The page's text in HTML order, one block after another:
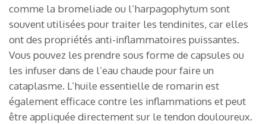
comme la bromeliade ou l’harpagophytum sont
souvent utilisées pour traiter les tendinites, car elles
ont des propriétés anti-inflammatoires puissantes.
Vous pouvez les prendre sous forme de capsules ou
les infuser dans de l’eau chaude pour faire un
cataplasme. L’huile essentielle de romarin est
également efficace contre les inflammations et peut
être appliquée directement sur le tendon douloureux.